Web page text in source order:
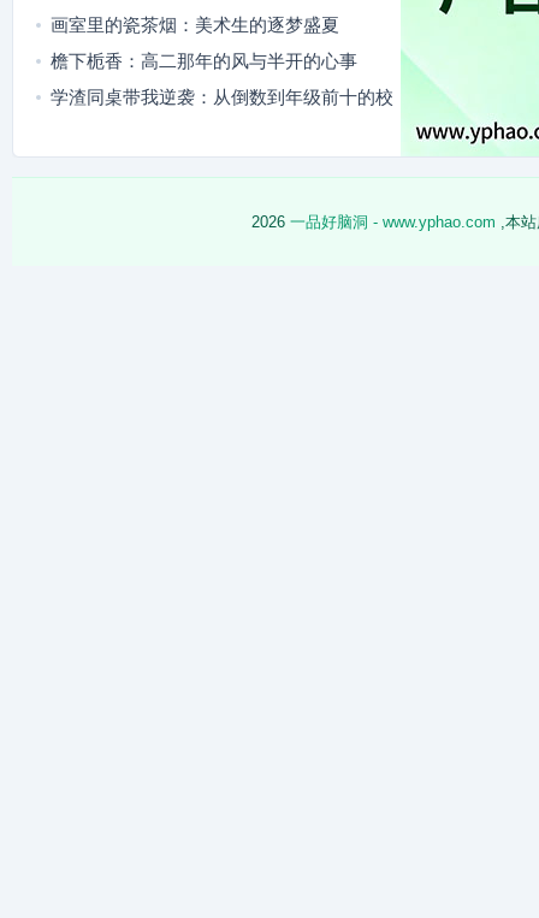
成长记
画室里的瓷茶烟：美术生的逐梦盛夏
檐下栀香：高二那年的风与半开的心事
学渣同桌带我逆袭：从倒数到年级前十的校
2026 一品好脑洞 - www.yphao.com ,本